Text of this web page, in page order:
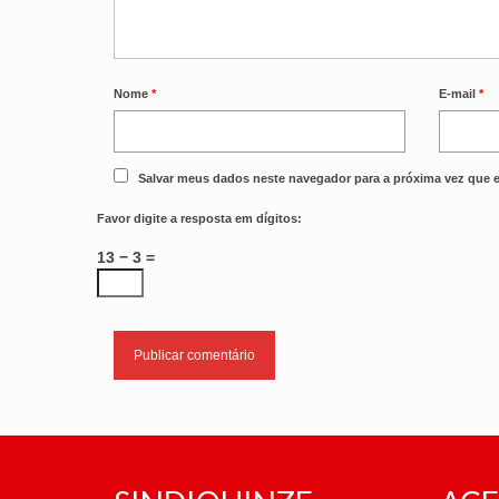
Nome * E-mail*
Salvar meus dados neste navegador para a próxima vez que
Favor digite a resposta em dígitos:
13 − 3 =